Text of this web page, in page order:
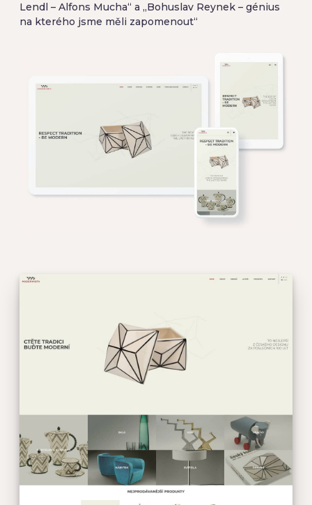
Lendl – Alfons Mucha“ a „Bohuslav Reynek – génius
na kterého jsme měli zapomenout“